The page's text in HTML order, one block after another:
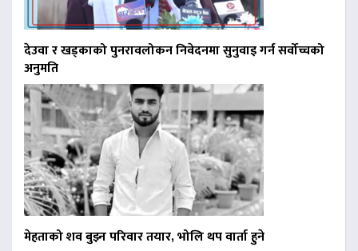
देउवा र खड्काको पुनरावलोकन निवेदनमा सुनुवाइ गर्न सर्वोच्चको
अनुमति
मेहताको शव बुझ्न परिवार तयार, भोलि थप वार्ता हुने